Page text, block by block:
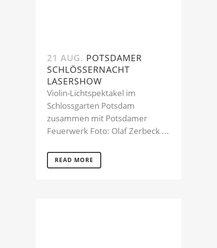
21 AUG. POTSDAMER
SCHLÖSSERNACHT
LASERSHOW
Violin-Lichtspektakel im
Schlossgarten Potsdam
zusammen mit Potsdamer
Feuerwerk Foto: Olaf Zerbeck ...
READ MORE